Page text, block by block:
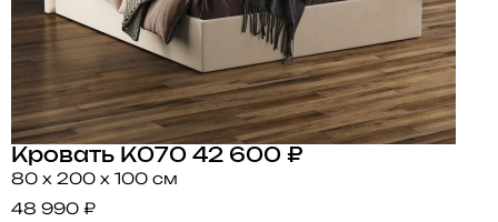
Кровать K070 42 600 ₽
80 x 200 x 100 см
48 990 ₽